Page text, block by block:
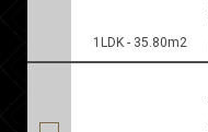
1LDK - 35.80m2